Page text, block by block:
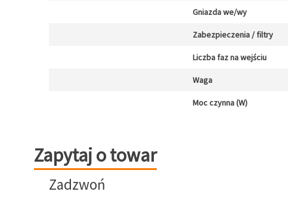
Gniazda we/wy
Zabezpieczenia / filtry
Liczba faz na wejściu
Waga
Moc czynna (W)
Zapytaj o towar
Zapytaj o towar
Zadzwoń